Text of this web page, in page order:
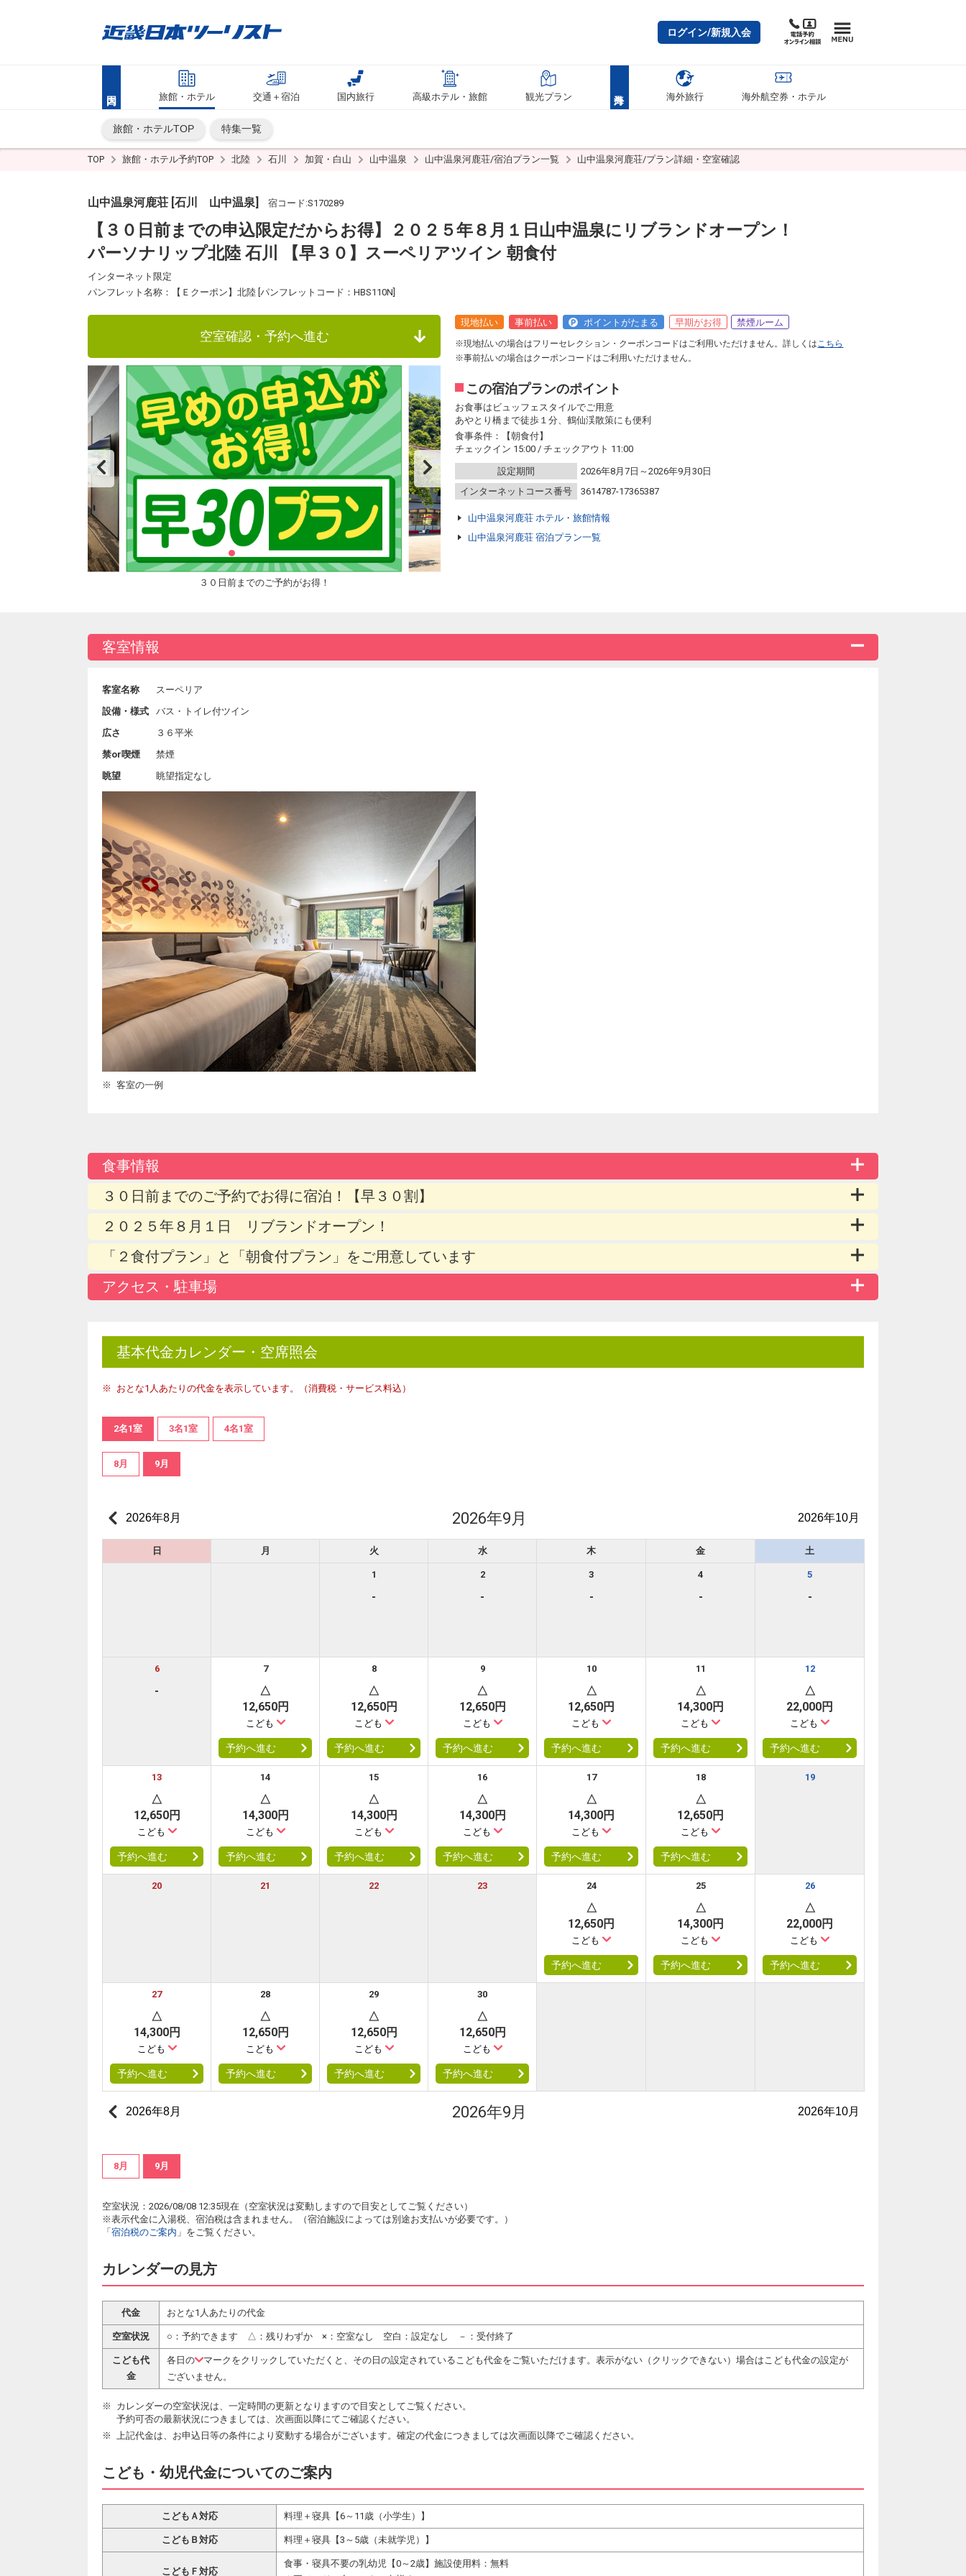
ログイン/新規入会
旅館・ホテル 交通＋宿泊 国内旅行 高級ホテル・旅館 観光プラン 海外旅行 海外航空券・ホテル
旅館・ホテルTOP 特集一覧
TOP 旅館・ホテル予約TOP 北陸 石川 加賀・白山 山中温泉 山中温泉河鹿荘/宿泊プラン一覧 山中温泉河鹿荘/プラン詳細・空室確認
山中温泉河鹿荘 [石川 山中温泉] 宿コード:S170289
【３０日前までの申込限定だからお得】２０２５年８月１日山中温泉にリブランドオープン！
パーソナリップ北陸 石川 【早３０】スーペリアツイン 朝食付
インターネット限定
パンフレット名称：【Ｅクーポン】北陸 [パンフレットコード：HBS110N]
空室確認・予約へ進む
３０日前までのご予約がお得！
現地払い 事前払い ポイントがたまる 早期がお得 禁煙ルーム
※現地払いの場合はフリーセレクション・クーポンコードはご利用いただけません。詳しくはこちら
※事前払いの場合はクーポンコードはご利用いただけません。
フリーセレクション・クーポンコードのご利用について
フリーセレクションをご利用いただけない商品
JR回数券類、ギフト券、外国通貨、直接契約型宿泊プラン、土産品、旅行積立商品、
閉じる
この宿泊プランのポイント
お食事はビュッフェスタイルでご用意
あやとり橋まで徒歩１分、鶴仙渓散策にも便利
食事条件：【朝食付】
チェックイン 15:00 / チェックアウト 11:00
設定期間
2026年8月7日～2026年9月30日
インターネットコース番号
3614787-17365387
山中温泉河鹿荘 ホテル・旅館情報
山中温泉河鹿荘 宿泊プラン一覧
客室情報
客室名称
スーペリア
設備・様式
バス・トイレ付ツイン
広さ
３６平米
禁or喫煙
禁煙
眺望
眺望指定なし
客室の一例
食事情報
３０日前までのご予約でお得に宿泊！【早３０割】
２０２５年８月１日 リブランドオープン！
「２食付プラン」と「朝食付プラン」をご用意しています
アクセス・駐車場
基本代金カレンダー・空席照会
おとな1人あたりの代金を表示しています。（消費税・サービス料込）
2名1室 3名1室 4名1室
8月 9月
2026年8月 2026年9月 2026年10月
日 月 火 水 木 金 土
1
-
2
-
3
-
4
-
5
-
6
-
7
△
12,650円
こども
予約へ進む
8
△
12,650円
こども
予約へ進む
9
△
12,650円
こども
予約へ進む
10
△
12,650円
こども
予約へ進む
11
△
14,300円
こども
予約へ進む
12
△
22,000円
こども
予約へ進む
13
△
12,650円
こども
予約へ進む
14
△
14,300円
こども
予約へ進む
15
△
14,300円
こども
予約へ進む
16
△
14,300円
こども
予約へ進む
17
△
14,300円
こども
予約へ進む
18
△
12,650円
こども
予約へ進む
19
20 21 22 23 24
△
12,650円
こども
予約へ進む
25
△
14,300円
こども
予約へ進む
26
△
22,000円
こども
予約へ進む
27
△
14,300円
こども
予約へ進む
28
△
12,650円
こども
予約へ進む
29
△
12,650円
こども
予約へ進む
30
△
12,650円
こども
予約へ進む
2026年8月 2026年9月 2026年10月
8月 9月
空室状況：2026/08/08 12:35現在（空室状況は変動しますので目安としてご覧ください）
※表示代金に入湯税、宿泊税は含まれません。（宿泊施設によっては別途お支払いが必要です。）
「 宿泊税のご案内 」をご覧ください。
カレンダーの見方
代金 おとな1人あたりの代金
空室状況 ○：予約できます △：残りわずか ×：空室なし 空白：設定なし －：受付終了
こども代
金
各日の
マークをクリックしていただくと、その日の設定されているこども代金をご覧いただけます。表示がない（クリックできない）場合はこども代金の設定が
ございません。
カレンダーの空室状況は、一定時間の更新となりますので目安としてご覧ください。
予約可否の最新状況につきましては、次画面以降にてご確認ください。
上記代金は、お申込日等の条件により変動する場合がございます。確定の代金につきましては次画面以降でご確認ください。
こども・幼児代金についてのご案内
こどもＡ対応 料理＋寝具【6～11歳（小学生）】
こどもＢ対応 料理＋寝具【3～5歳（未就学児）】
こどもＦ対応
食事・寝具不要の乳幼児【0～2歳】施設使用料：無料